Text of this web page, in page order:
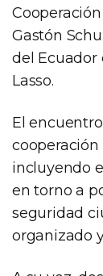
Gastón
del Ecuador
Lasso.
El
incluyendo
en torno a
seguridad
organizado